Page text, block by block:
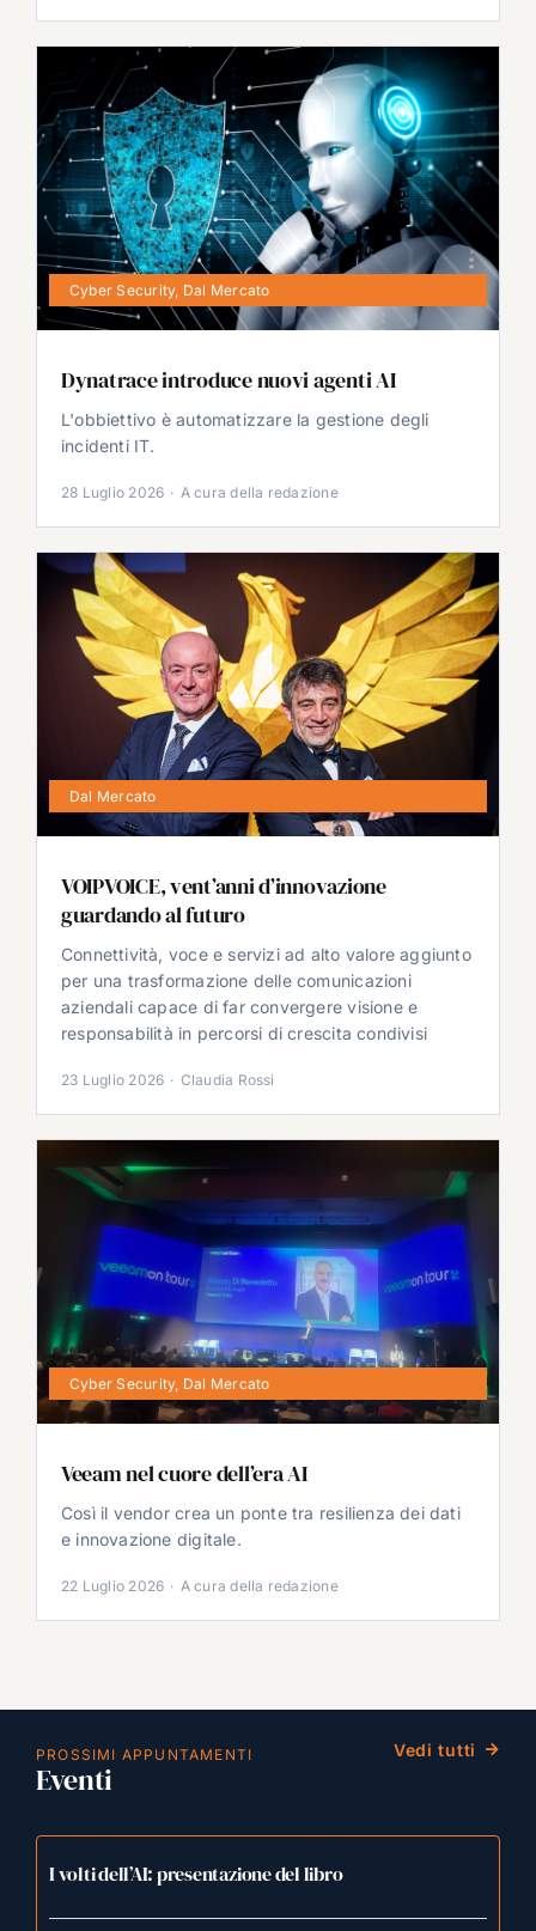
Cyber Security, Dal Mercato
Dynatrace introduce nuovi agenti AI
L'obbiettivo è automatizzare la gestione degli
incidenti IT.
28 Luglio 2026 · A cura della redazione
Dal Mercato
VOIPVOICE, vent’anni d’innovazione
guardando al futuro
Connettività, voce e servizi ad alto valore aggiunto
per una trasformazione delle comunicazioni
aziendali capace di far convergere visione e
responsabilità in percorsi di crescita condivisi
23 Luglio 2026 · Claudia Rossi
Cyber Security, Dal Mercato
Veeam nel cuore dell’era AI
Così il vendor crea un ponte tra resilienza dei dati
e innovazione digitale.
22 Luglio 2026 · A cura della redazione
PROSSIMI APPUNTAMENTI
Eventi
Vedi tutti
I volti dell’AI: presentazione del libro